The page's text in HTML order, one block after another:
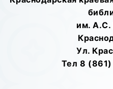
им. А.С.
Ул.
Тел 8